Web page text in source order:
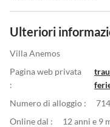
Ulteriori
Villa Anemos
Pagina web privata
:
Numero di alloggio :
Online dal :
12 anni e 9